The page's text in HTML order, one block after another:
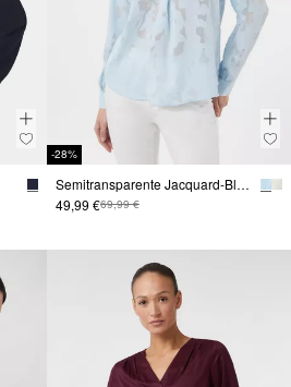
-28%
Semitransparente Jacquard-Bluse im Relaxed Fit
49,99 €69,99 €